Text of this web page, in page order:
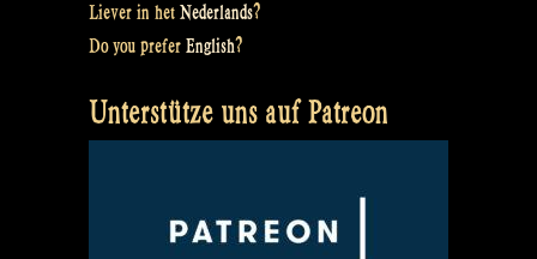
Liever in het Nederlands?
Do you prefer English?
Unterstütze uns auf Patreon